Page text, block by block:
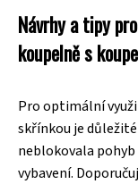
Návrhy a tipy
koupelně s
Pro optimální
skřínkou je
neblokovala
vybavení.